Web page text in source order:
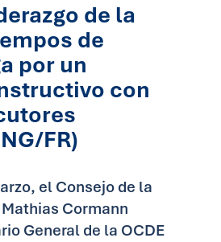
de la
de
por un
con
FR)
el Consejo de la
Cormann
General de la OCDE